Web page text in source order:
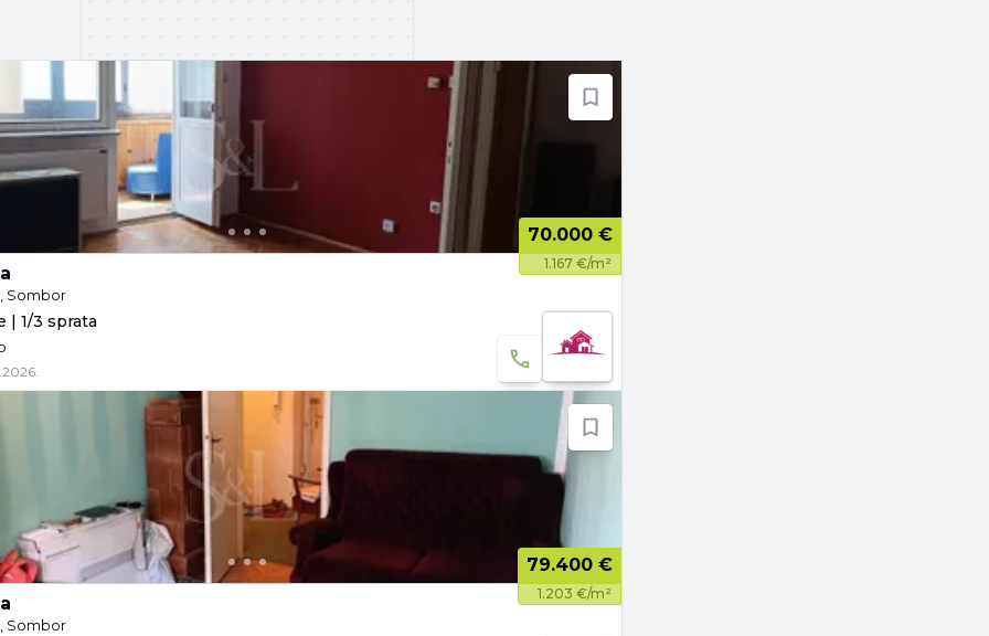
70.000 €
1.167 €/m²
Sombor
| 1/3 sprata
79.400 €
1.203 €/m²
Sombor